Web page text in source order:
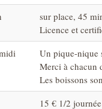
sur place, 45
Licence et
Un pique-nique
Merci à chacun
Les boissons
15 € 1/2 journée